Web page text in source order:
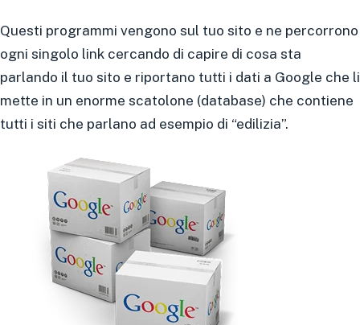
Questi programmi vengono sul tuo sito e ne percorrono
ogni singolo link cercando di capire di cosa sta
parlando il tuo sito e riportano tutti i dati a Google che li
mette in un enorme scatolone (database) che contiene
tutti i siti che parlano ad esempio di “edilizia”.